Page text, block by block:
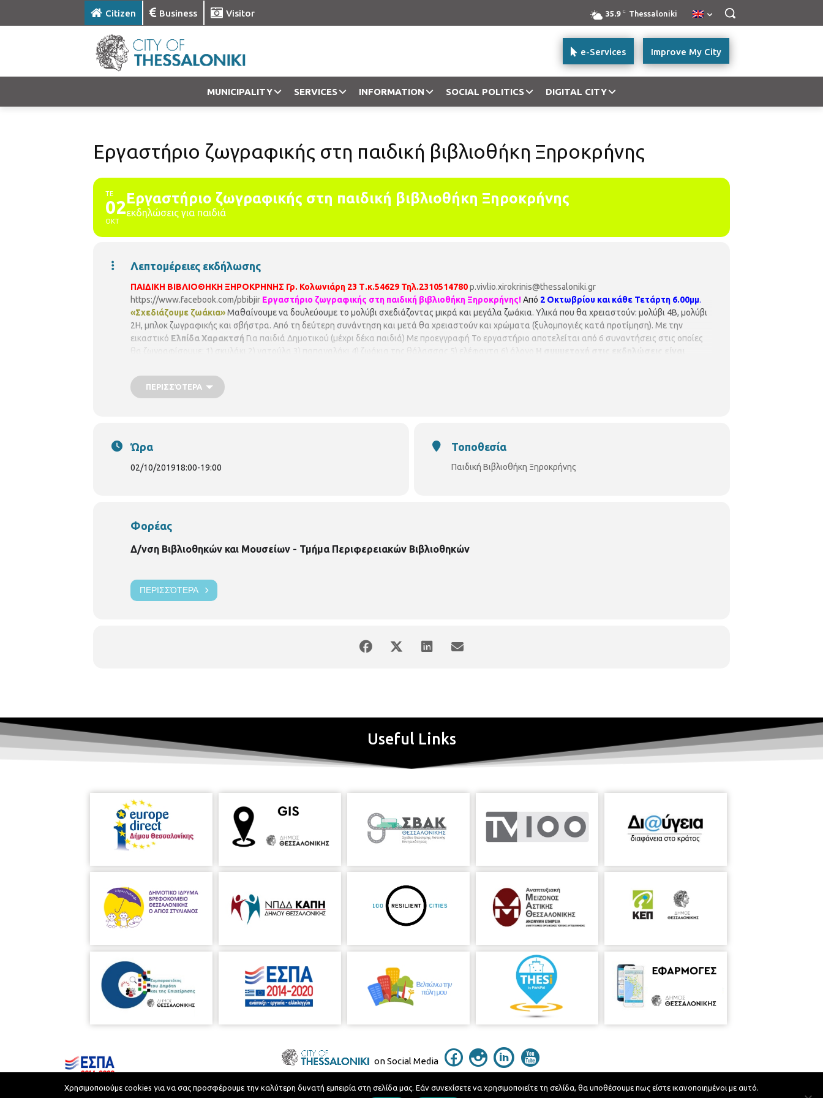
Citizen Business Visitor 35.9 C Thessaloniki
Improve My City
e-Services
MUNICIPALITY SERVICES INFORMATION SOCIAL POLITICS DIGITAL CITY
Εργαστήριο ζωγραφικής στη παιδική βιβλιοθήκη Ξηροκρήνης
ΤΕ
02
ΟΚΤ
Εργαστήριο ζωγραφικής στη παιδική βιβλιοθήκη Ξηροκρήνης
εκδηλώσεις για παιδιά
Λεπτομέρειες εκδήλωσης
ΠΑΙΔΙΚΗ ΒΙΒΛΙΟΘΗΚΗ ΞΗΡΟΚΡΗΝΗΣ Γρ. Κολωνιάρη 23 Τ.κ.54629 Τηλ.2310514780p.vivlio.xirokrinis@thessaloniki.gr
https://www.facebook.com/pbibjir Εργαστήριο ζωγραφικής στη παιδική βιβλιοθήκη Ξηροκρήνης!Από 2 Οκτωβρίου και κάθε Τετάρτη 6.00μμ.
«Σχεδιάζουμε ζωάκια»Μαθαίνουμε να δουλεύουμε το μολύβι σχεδιάζοντας μικρά και μεγάλα ζωάκια. Υλικά που θα χρειαστούν: μολύβι 4Β, μολύβι
2Η, μπλοκ ζωγραφικής και σβήστρα. Από τη δεύτερη συνάντηση και μετά θα χρειαστούν και χρώματα (ξυλομπογιές κατά προτίμηση). Με την
εικαστικό Ελπίδα Χαρακτσή Για παιδιά Δημοτικού (μέχρι δέκα παιδιά) Με προεγγραφή Το εργαστήριο αποτελείται από 6 συναντήσεις στις οποίες
θα ζωγραφίσουμε: 1) σκυλάκι 2) γατούλα 3) παπαγαλάκι 4) ζωάκια της θάλασσας 5) ελέφαντα 6) άλογο
Η συμμετοχή στις εκδηλώσεις είναι
λίστα αναμονής σε περίπτωση υπεράριθμων εγγραφών.
ΠΕΡΙΣΣΌΤΕΡΑ
Ώρα
02/10/201918:00-19:00
Τοποθεσία
Παιδική Βιβλιοθήκη Ξηροκρήνης
Φορέας
Δ/νση Βιβλιοθηκών και Μουσείων - Τμήμα Περιφερειακών Βιβλιοθηκών
ΠΕΡΙΣΣΌΤΕΡΑ
Useful Links
on Social Media
Municipality of Thessaloniki © 2026
Telephone Catalog Developed byMyCompany Projects
Χρησιμοποιούμε cookies για να σας προσφέρουμε την καλύτερη δυνατή εμπειρία στη σελίδα μας. Εάν συνεχίσετε να χρησιμοποιείτε τη σελίδα, θα υποθέσουμε πως είστε ικανοποιημένοι με αυτό.